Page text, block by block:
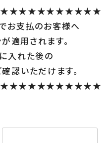
い
い
お支払のお客様へ
適用されます。
入れた後の
認いただけます。